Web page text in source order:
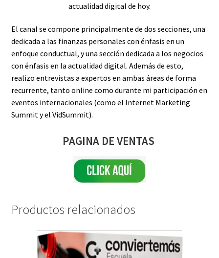
actualidad digital de hoy.
El canal se compone principalmente de dos secciones, una
dedicada a las finanzas personales con énfasis en un
enfoque conductual, y una sección dedicada a los negocios
con énfasis en la actualidad digital. Además de esto,
realizo entrevistas a expertos en ambas áreas de forma
recurrente, tanto online como durante mi participación en
eventos internacionales (como el Internet Marketing
Summit y el VidSummit).
PAGINA DE VENTAS
Productos relacionados